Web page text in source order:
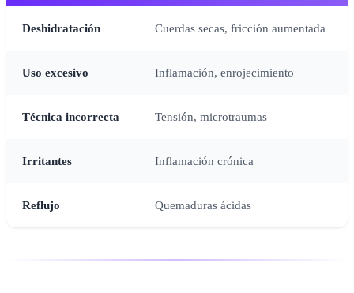
Deshidratación Cuerdas secas, fricción aumentada
Uso excesivo Inflamación, enrojecimiento
Técnica incorrecta Tensión, microtraumas
Irritantes Inflamación crónica
Reflujo Quemaduras ácidas